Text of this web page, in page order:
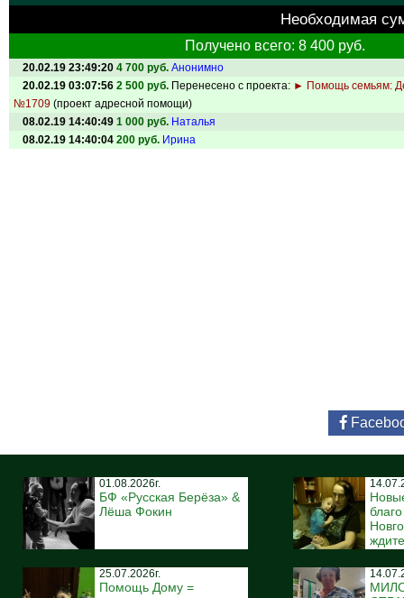
Необходимая
Получено всего: 8 400 руб.
20.02.19 23:49:20 4 700 руб. Анонимно
20.02.19 03:07:56 2 500 руб. Перенесено с проекта: ► Помощь семьям:
№1709 (проект адресной помощи)
08.02.19 14:40:49 1 000 руб. Наталья
08.02.19 14:40:04 200 руб. Ирина
01.08.2026г.
БФ «Русская Берёза» &
Лёша Фокин
25.07.2026г.
Помощь Дому =